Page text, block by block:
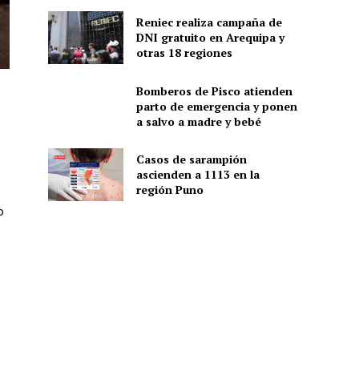
Reniec realiza campaña de
DNI gratuito en Arequipa y
otras 18 regiones
Bomberos de Pisco atienden
parto de emergencia y ponen
a salvo a madre y bebé
Casos de sarampión
ascienden a 1113 en la
región Puno